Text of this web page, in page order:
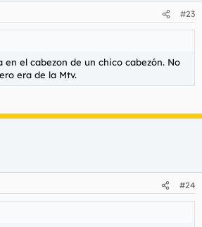
#23
en el cabezon de un chico cabezón. No
era de la Mtv.
#24